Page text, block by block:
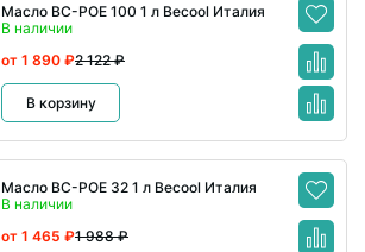
Масло BC-POE 100 1 л Becool Италия
В наличии
2 122 ₽
от 1 890 ₽
В корзину
Масло BC-POE 32 1 л Becool Италия
В наличии
1 988 ₽
от 1 465 ₽